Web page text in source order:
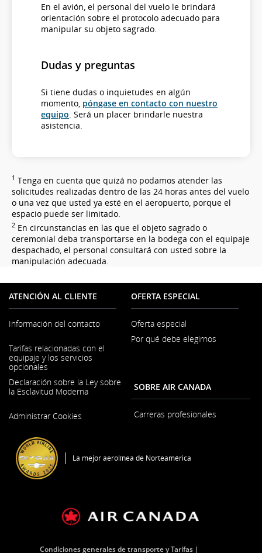
En el avión, el personal del vuelo le brindará
orientación sobre el protocolo adecuado para
manipular su objeto sagrado.
Dudas y preguntas
Si tiene dudas o inquietudes en algún
momento, póngase en contacto con nuestro
equipo. Será un placer brindarle nuestra
asistencia.
1 Tenga en cuenta que quizá no podamos atender las
solicitudes realizadas dentro de las 24 horas antes del vuelo
o una vez que usted ya esté en el aeropuerto, porque el
espacio puede ser limitado.
2 En circunstancias en las que el objeto sagrado o
ceremonial deba transportarse en la bodega con el equipaje
despachado, el personal consultará con usted sobre la
manipulación adecuada.
ATENCIÓN AL CLIENTE
Información del contacto
abre
en
una
ventana
nueva
Tarifas relacionadas con el
equipaje y los servicios
opcionales
Declaración sobre la Ley sobre
la Esclavitud Moderna
abre
ventana
nueva
Administrar Cookies
OFERTA ESPECIAL
Oferta especial
Por qué debe elegirnos
SOBRE AIR CANADA
Carreras profesionales
una
La mejor aerolínea de Norteamérica
Condiciones generales de transporte y Tarifas